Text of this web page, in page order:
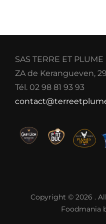
SAS TERRE ET PLUME
ZA de Kerangueven,
Tél. 02 98 81 93 93
Copyright © 2026 .
Foodmania